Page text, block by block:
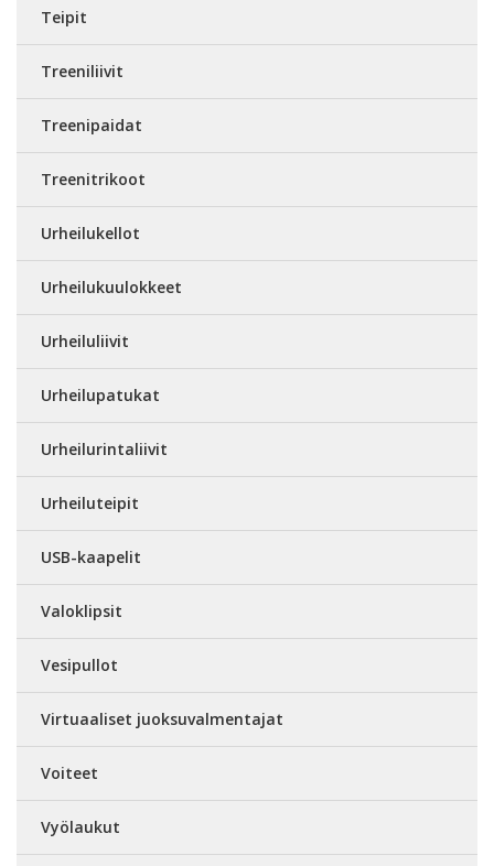
Teipit
Treeniliivit
Treenipaidat
Treenitrikoot
Urheilukellot
Urheilukuulokkeet
Urheiluliivit
Urheilupatukat
Urheilurintaliivit
Urheiluteipit
USB-kaapelit
Valoklipsit
Vesipullot
Virtuaaliset juoksuvalmentajat
Voiteet
Vyölaukut